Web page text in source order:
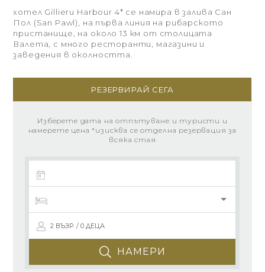
хотел Gillieru Harbour 4* се намира в залива Сан
Пол (San Pawl), на първа линия на рибарското
пристанище, на около 13 км от столицата
Валета, с много ресторанти, магазини и
заведения в околността.
РЕЗЕРВИРАЙ СЕГА
Изберете дата на отпътуване и туристи и
намерете цена *изисква се отделна резервация за
всяка стая
2 ВЪЗР. / 0 ДЕЦА
НАМЕРИ